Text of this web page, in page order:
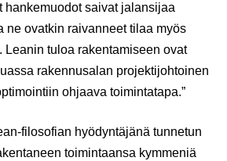
hankemuodot saivat jalansijaa
ne ovatkin raivanneet tilaa myös
Leanin tuloa rakentamiseen ovat
rakennusalan projektijohtoinen
ohjaava toimintatapa.”
filosofian hyödyntäjänä tunnetun
toimintaansa kymmeniä